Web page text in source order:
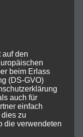
auf den
beim Erlass
(DS-GVO)
auch für
einfach
zu
die verwendeten